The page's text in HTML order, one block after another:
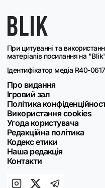
При цитуванні та
матеріалів посилання на
Ідентифікатор медіа R40-
Про видання
Ігровий зал
Політика
Використання cookies
Угода користувача
Редакційна політика
Кодекс етики
Наша редакція
Контакти